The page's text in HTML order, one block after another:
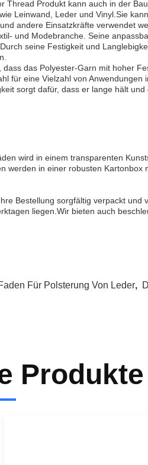
Thread Produkt kann auch in der
Leinwand, Leder und Vinyl.Sie
andere Einsatzkräfte verwendet
und Modebranche. Seine
seine Festigkeit und
das Polyester-Garn mit hoher
für eine Vielzahl von Anwendungen
sorgt dafür, dass er lange hält
wird in einem transparenten
werden in einer robusten
Bestellung sorgfältig verpackt und
liegen.Wir bieten auch
Für Polsterung Von Leder,
Produkte